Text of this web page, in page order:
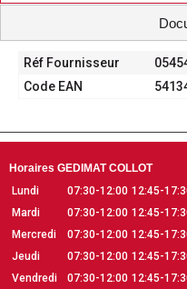
Réf Fournisseur
Code EAN
Horaires GEDIMAT COLLOT
Lundi
07:30-12:00 12:45-
Mardi
07:30-12:00 12:45-
Mercredi
07:30-12:00 12:45-
Jeudi
07:30-12:00 12:45-
Vendredi
07:30-12:00 12:45-